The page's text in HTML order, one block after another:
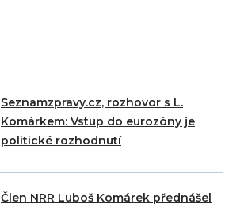
Seznamzpravy.cz, rozhovor s L.
Komárkem: Vstup do eurozóny je
politické rozhodnutí
Člen NRR Luboš Komárek přednášel